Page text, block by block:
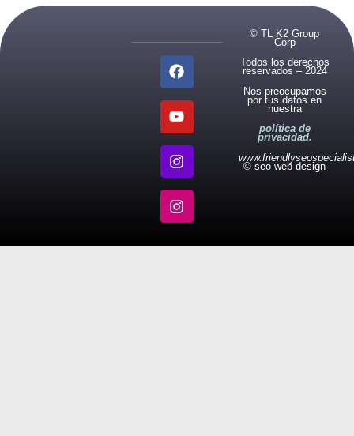
© TL K2 Group
Corp
Todos los derechos
reservados – 2024
Nos preocupamos
por tus datos en
nuestra
política de
privacidad.
© seo web design